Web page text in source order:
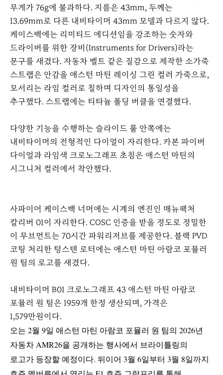
무게가 76g에 불과하다. 지름은 43mm, 두께는
13.69mm로 다른 내비타이머 43mm 모델과 다르지 않다.
케이스백에는 리미티드 에디션임을 강조하는 숫자와
드라이버를 위한 장비(Instruments for Drivers)라는
문구를 새겼다. 자동차 벨트 같은 질감으로 제작한 소가죽
스트랩은 안감을 애스턴 마틴 레이싱 그린 컬러 가죽으로,
모서리는 라임 컬러로 칠하며 디자인의 통일성을
추구했다. 스트랩에는 티타늄 폴딩 버클을 연결했다.
다양한 기능을 수행하는 슬라이드 룰 안쪽에는
내비타이머의 전형적인 다이얼이 자리한다. 카본 파이버
다이얼과 라임색 크로노그래프 초침은 애스턴 마틴의
시그니처 컬러에서 착안했다.
사파이어 케이스백 너머에는 시계의 엔진인 매뉴팩처
칼리버 01이 자리한다. COSC 인증을 받을 정도로 정밀한
이 무브먼트는 70시간 파워리저브를 제공한다. 블랙 PVD
코팅 처리한 텅스텐 로터에는 애스턴 마틴 아람코 포뮬러
원 팀의 로고를 새겼다.
내비타이머 B01 크로노그래프 43 애스턴 마틴 아람코
포뮬러 원 팀은 1959개 한정 생산되며, 가격은
1,579만원이다.
오는 2월 9일 애스턴 마틴 아람코 포뮬러 원 팀의 2026년
자동차 AMR26을 공개하는 행사에서 브라이틀링의
로고가 등장할 예정이다. 뒤이어 3월 6일부터 3월 8일까지